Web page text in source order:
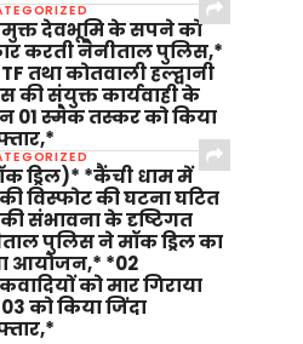
देवभूमि के सपने को
करती नैनीताल पुलिस,*
तथा कोतवाली हल्द्वानी
की संयुक्त कार्यवाही के
01 स्मैक तस्कर को किया
ड्रिल)* *कैंची धाम में
विस्फोट की घटना घटित
संभावना के दृष्टिगत
पुलिस ने मॉक ड्रिल का
आयोजन,* *02
को मार गिराया
को किया जिंदा